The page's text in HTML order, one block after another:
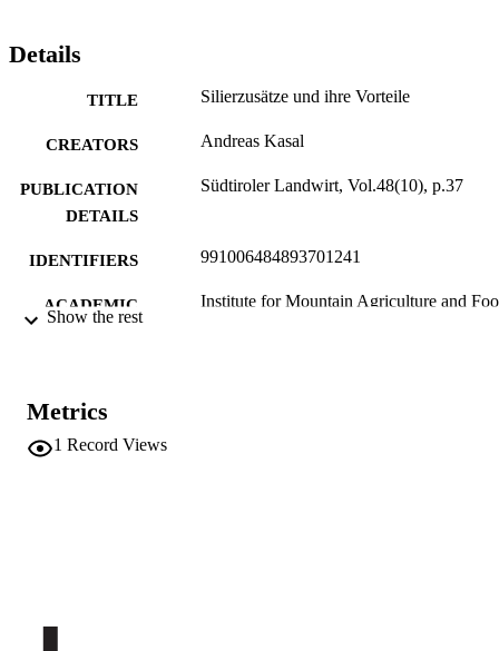
Details
TITLE Silierzusätze und ihre Vorteile
CREATORS Andreas Kasal
PUBLICATION
DETAILS
Südtiroler Landwirt, Vol.48(10), p.37
IDENTIFIERS 991006484893701241
ACADEMIC
Institute for Mountain Agriculture and
RESOURCE
TYPE
Show the rest
Metrics
1 Record Views